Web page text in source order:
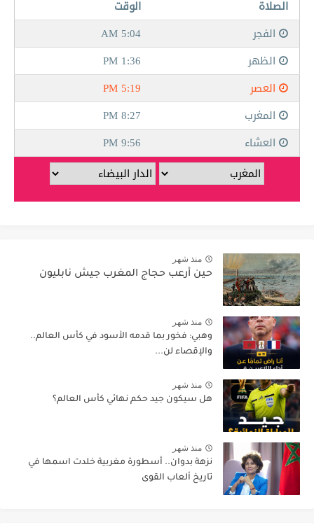
منذ شهر
حين أرعب حجاج المغرب جيش نابليون
منذ شهر
وهبي: فخور بما قدمه الأسود في كأس العالم..
والإقصاء لن...
منذ شهر
هل سيكون جيد حكم نهائي كأس العالم؟
منذ شهر
نزهة بدوان.. أسطورة مغربية خلدت اسمها في
تاريخ ألعاب القوى